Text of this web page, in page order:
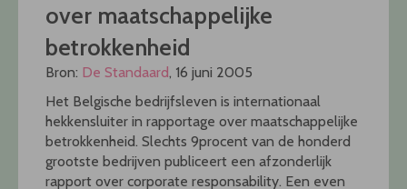
over maatschappelijke
betrokkenheid
Bron: De Standaard, 16 juni 2005
Het Belgische bedrijfsleven is internationaal
hekkensluiter in rapportage over maatschappelijke
betrokkenheid. Slechts 9procent van de honderd
grootste bedrijven publiceert een afzonderlijk
rapport over corporate responsability. Een even